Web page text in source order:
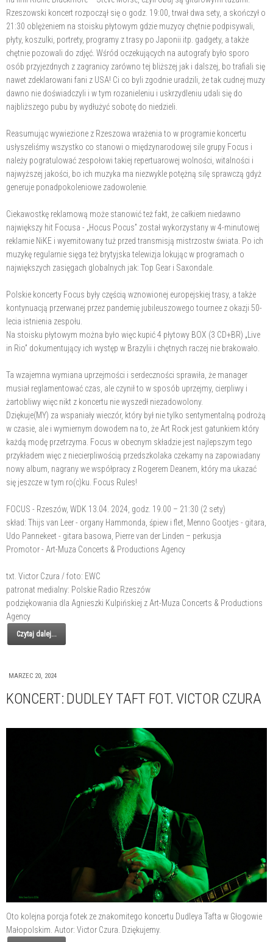
Rzeszowski koncert rozpoczął się o godz. 19:00, trwał dwa sety, a skończył o
21:30 oblężeniem na stoisku płytowym gdzie muzycy chętnie podpisywali,
płyty, koszulki, portrety, programy z trasy po Japonii itp. gadgety, a także
chętnie pozowali do zdjęć. Wśród oczekujących na autografy było sporo
osób przyjezdnych z zagranicy zarówno tej bliższej jak i dalszej, bo trafiali się
nawet zdeklarowani fani z USA! Ci co byli zgodnie uradzili, że tak cudnej muzy
dawno nie doświadczyli i w tym rozanieleniu i uskrzydleniu udali się do
najbliższego pubu by wydłużyć sobotę do niedzieli.
Reasumując wywiezione z Rzeszowa wrażenia to w programie koncertu
usłyszeliśmy wszystko co stanowi o międzynarodowej sile grupy Focus i
należy pogratulować zespołowi takiej repertuarowej wolności, witalności i
najwyższej jakości, bo ich muzyka ma niezwykle potężną silę sprawczą gdyż
generuje ponadpokoleniowe zadowolenie.
Ciekawostkę reklamową może stanowić też fakt, że całkiem niedawno
największy hit Focusa - „Hocus Pocus” został wykorzystany w 4-minutowej
reklamie NiKE i wyemitowany tuż przed transmisją mistrzostw świata. Po ich
muzykę regularnie sięga też brytyjska telewizja lokując w programach o
największych zasięgach globalnych jak: Top Gear i Saxondale.
Polskie koncerty Focus były częścią wznowionej europejskiej trasy, a także
kontynuacją przerwanej przez pandemię jubileuszowego tournee z okazji 50-
lecia istnienia zespołu.
Na stoisku płytowym można było więc kupić 4 płytowy BOX (3 CD+BR) „Live
in Rio” dokumentujący ich występ w Brazylii i chętnych raczej nie brakowało.
Ta wzajemna wymiana uprzejmości i serdeczności sprawiła, że manager
musiał reglamentować czas, ale czynił to w sposób uprzejmy, cierpliwy i
żartobliwy więc nikt z koncertu nie wyszedł niezadowolony.
Dziękuje(MY) za wspaniały wieczór, który był nie tylko sentymentalną podrożą
w czasie, ale i wymiernym dowodem na to, że Art Rock jest gatunkiem który
każdą modę przetrzyma. Focus w obecnym składzie jest najlepszym tego
przykładem więc z niecierpliwością przedszkolaka czekamy na zapowiadany
nowy album, nagrany we współpracy z Rogerem Deanem, który ma ukazać
się jeszcze w tym ro(c)ku. Focus Rules!
FOCUS - Rzeszów, WDK 13.04. 2024, godz. 19.00 – 21:30 (2 sety)
skład: Thijs van Leer - organy Hammonda, śpiew i flet, Menno Gootjes - gitara,
Udo Pannekeet - gitara basowa, Pierre van der Linden – perkusja
Promotor - Art-Muza Concerts & Productions Agency
txt. Victor Czura / foto: EWC
patronat medialny: Polskie Radio Rzeszów
podziękowania dla Agnieszki Kulpińskiej z Art-Muza Concerts & Productions
Agency
Czytaj dalej...
MARZEC 20, 2024
KONCERT: DUDLEY TAFT FOT. VICTOR CZURA
Oto kolejna porcja fotek ze znakomitego koncertu Dudleya Tafta w Głogowie
Małopolskim. Autor: Victor Czura. Dziękujemy.